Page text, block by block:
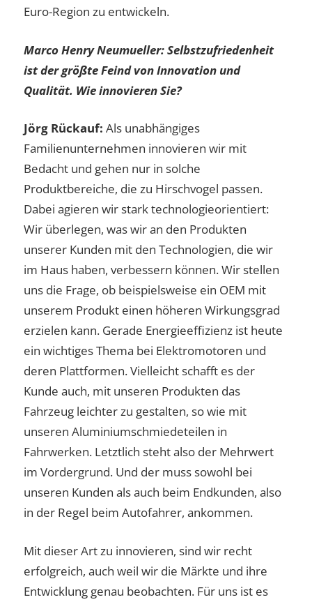
Euro-Region zu entwickeln.
Marco Henry Neumueller: Selbstzufriedenheit
ist der größte Feind von Innovation und
Qualität. Wie innovieren Sie?
Jörg Rückauf: Als unabhängiges
Familienunternehmen innovieren wir mit
Bedacht und gehen nur in solche
Produktbereiche, die zu Hirschvogel passen.
Dabei agieren wir stark technologieorientiert:
Wir überlegen, was wir an den Produkten
unserer Kunden mit den Technologien, die wir
im Haus haben, verbessern können. Wir stellen
uns die Frage, ob beispielsweise ein OEM mit
unserem Produkt einen höheren Wirkungsgrad
erzielen kann. Gerade Energieeffizienz ist heute
ein wichtiges Thema bei Elektromotoren und
deren Plattformen. Vielleicht schafft es der
Kunde auch, mit unseren Produkten das
Fahrzeug leichter zu gestalten, so wie mit
unseren Aluminiumschmiedeteilen in
Fahrwerken. Letztlich steht also der Mehrwert
im Vordergrund. Und der muss sowohl bei
unseren Kunden als auch beim Endkunden, also
in der Regel beim Autofahrer, ankommen.
Mit dieser Art zu innovieren, sind wir recht
erfolgreich, auch weil wir die Märkte und ihre
Entwicklung genau beobachten. Für uns ist es